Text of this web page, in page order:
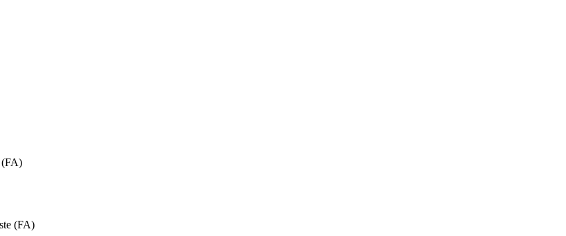
(FA)
(FA)